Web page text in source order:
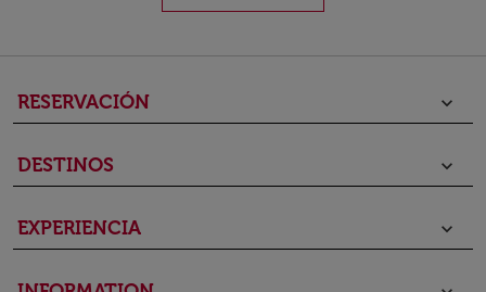
RESERVACIÓN keyboard_arrow_down
DESTINOS keyboard_arrow_down
EXPERIENCIA keyboard_arrow_down